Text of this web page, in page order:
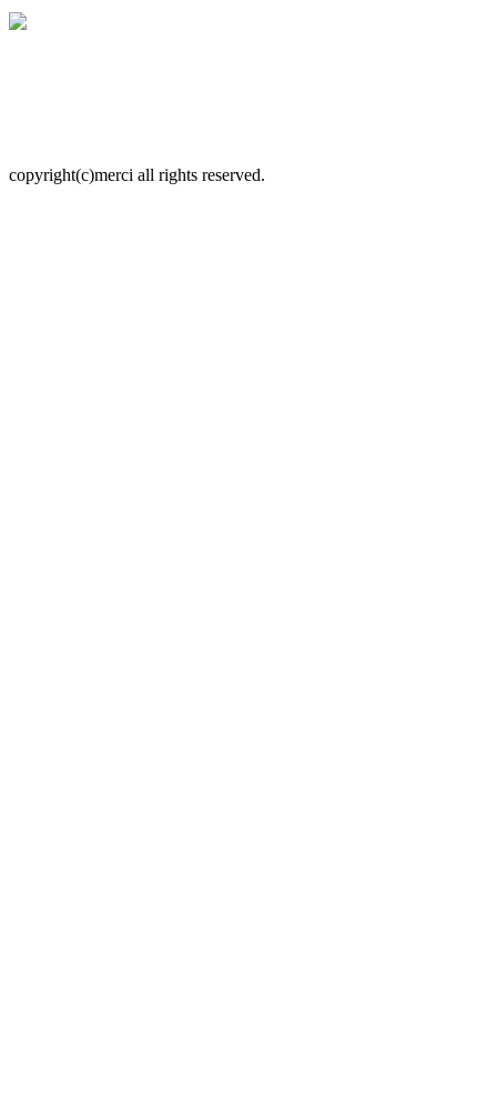
copyright(c)merci all rights reserved.